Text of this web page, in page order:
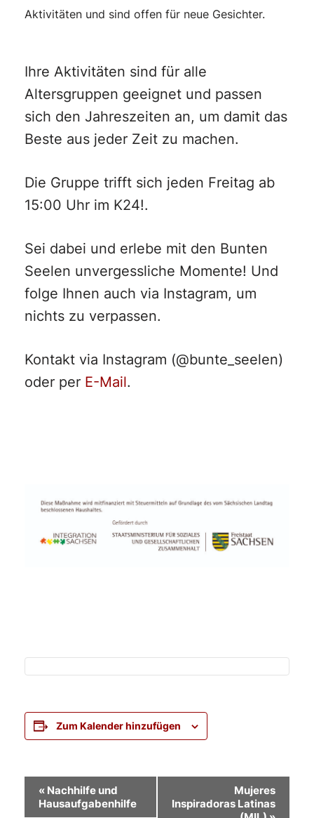
Aktivitäten und sind offen für neue Gesichter.
Ihre Aktivitäten sind für alle
Altersgruppen geeignet und passen
sich den Jahreszeiten an, um damit das
Beste aus jeder Zeit zu machen.
Die Gruppe trifft sich jeden Freitag ab
15:00 Uhr im K24!.
Sei dabei und erlebe mit den Bunten
Seelen unvergessliche Momente! Und
folge Ihnen auch via Instagram, um
nichts zu verpassen.
Kontakt via Instagram (@bunte_seelen)
oder per E-Mail.
Zum Kalender hinzufügen
Veranstaltung-
Navigation
« Nachhilfe und
Hausaufgabenhilfe
Mujeres
Inspiradoras Latinas